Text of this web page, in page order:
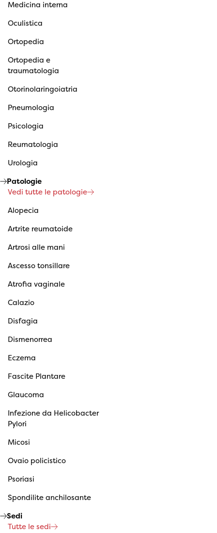
Medicina interna
Oculistica
Ortopedia
Ortopedia e
traumatologia
Otorinolaringoiatria
Pneumologia
Psicologia
Reumatologia
Urologia
Patologie
Vedi tutte le patologie
Alopecia
Artrite reumatoide
Artrosi alle mani
Ascesso tonsillare
Atrofia vaginale
Calazio
Disfagia
Dismenorrea
Eczema
Fascite Plantare
Glaucoma
Infezione da Helicobacter
Pylori
Micosi
Ovaio policistico
Psoriasi
Spondilite anchilosante
Sedi
Tutte le sedi